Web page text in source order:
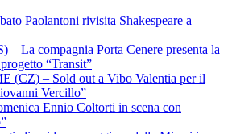
Paolantoni rivisita Shakespeare a
La compagnia Porta Cenere presenta la
“Transit”
(CZ) – Sold out a Vibo Valentia per il
Vercillo”
Ennio Coltorti in scena con